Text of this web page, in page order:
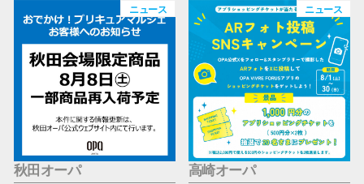
ニュース
秋田オーパ
ニュース
高崎オーパ
横浜ビ